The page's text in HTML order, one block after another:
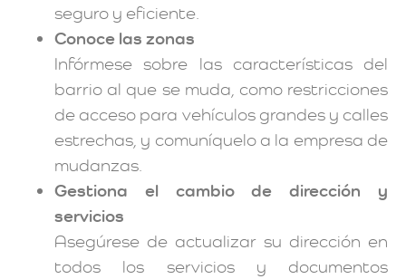
seguro y eficiente.
Conoce las zonas
Infórmese sobre las características del
barrio al que se muda, como restricciones
de acceso para vehículos grandes y calles
estrechas, y comuníquelo a la empresa de
mudanzas.
Gestiona el cambio de dirección y
servicios
Asegúrese de actualizar su dirección en
todos los servicios y documentos